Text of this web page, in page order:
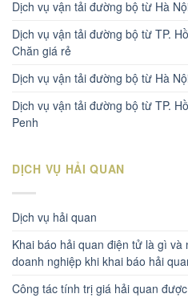
Dịch vụ vận tải đường bộ từ Hà
Dịch vụ vận tải đường bộ từ TP.
Chăn giá rẻ
Dịch vụ vận tải đường bộ từ Hà
Dịch vụ vận tải đường bộ từ TP.
Penh
DỊCH VỤ HẢI QUAN
Dịch vụ hải quan
Khai báo hải quan điện tử là gì
doanh nghiệp khi khai báo hải
Công tác tính trị giá hải quan